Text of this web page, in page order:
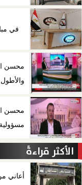
في
محسن
الأكثر قراءةً
أعاني